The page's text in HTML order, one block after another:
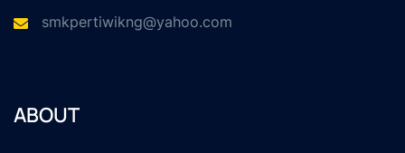
smkpertiwikng@yahoo.com
ABOUT